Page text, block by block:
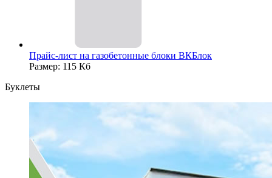
Прайс-лист на газобетонные блоки ВКБлок
Размер: 115 Кб
Буклеты